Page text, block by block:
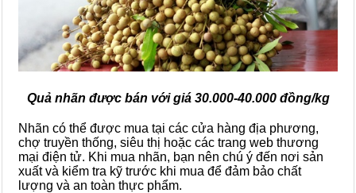
Quả nhãn được bán với giá 30.000-40.000 đồng/kg
Nhãn có thể được mua tại các cửa hàng địa phương,
chợ truyền thống, siêu thị hoặc các trang web thương
mại điện tử. Khi mua nhãn, bạn nên chú ý đến nơi sản
xuất và kiểm tra kỹ trước khi mua để đảm bảo chất
lượng và an toàn thực phẩm.